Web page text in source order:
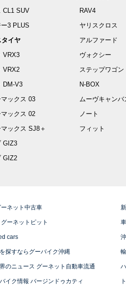
ンジャー
マンテ
マンテワゴン
ンツアラー
ニティ
CL1 SUV
3 PLUS
タイヤ
VRX3
VRX2
DM-V3
ックス 03
ックス 02
ックス SJ8＋
GIZ3
GIZ2
RAV4
ヤリスクロス
アルファード
ヴォクシー
ステップワゴン
N-BOX
ムーヴキャンバ
ノート
フィット
ネット中古車
ーネットピット
cars
探すならグーバイク沖縄
のニュース グーネット自動車流通
イク情報 バージンドゥカティ